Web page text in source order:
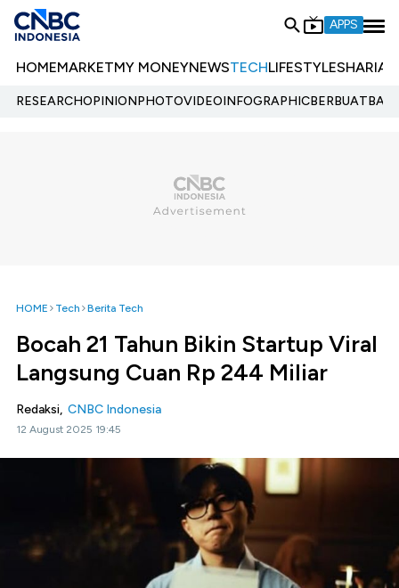
APPS
HOMEMARKETMY MONEYNEWSTECHLIFESTYLESHARIA
RESEARCHOPINIONPHOTOVIDEOINFOGRAPHIC
HOME Tech Berita Tech
Bocah 21 Tahun Bikin Startup Viral
Langsung Cuan Rp 244 Miliar
Redaksi, CNBC Indonesia
12 August 2025 19:45